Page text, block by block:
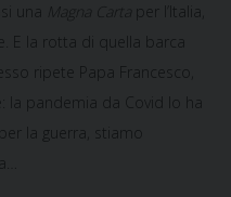
una Magna Carta
per l’Italia,
E la rotta di quella barca
ripete Papa Francesco,
la pandemia da Covid lo ha
la guerra, stiamo